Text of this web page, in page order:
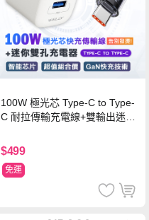
100W 極光芯 Type-C to Type-
C 耐拉傳輸充電線+雙輸出迷你
$499
免運